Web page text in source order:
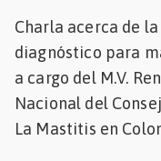
Mascotas
Charla acerca de
diagnóstico para
a cargo del M.V.
Nacional del
La Mastitis en